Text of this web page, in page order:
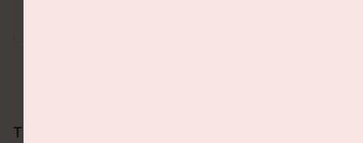
The Weeknd komt met zijn After Hours Til Dawn